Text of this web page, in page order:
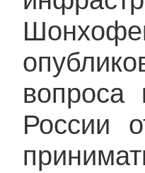
вопроса
России